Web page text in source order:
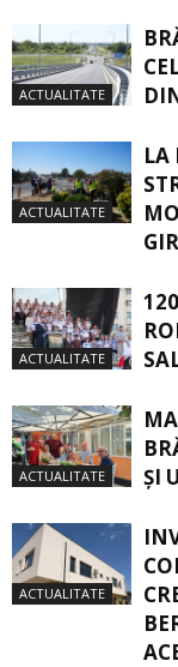
ACTUALITATE
ACTUALITATE
LA
ACTUALITATE
ACTUALITATE
ŞI
ACTUALITATE